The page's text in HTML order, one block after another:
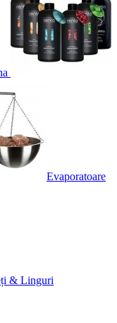
Evaporatoare
& Linguri